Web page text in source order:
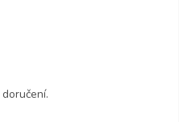
je 5 z 5 hvězdiček.